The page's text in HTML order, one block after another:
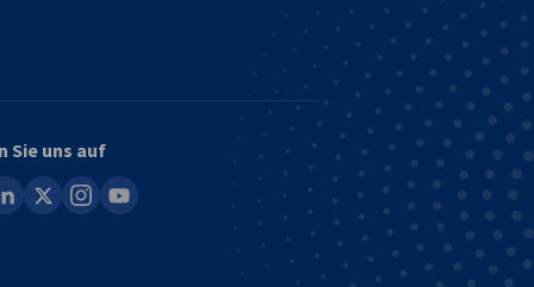
Sie uns auf
instagram
youtube